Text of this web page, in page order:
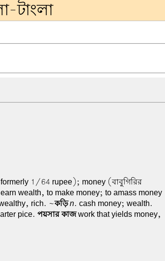
টাংলা
1/64 rupee); money (বাবুগিরির
wealth, to make money; to amass money
rich. ~কড়ি n. cash money; wealth.
pice. পয়সার কাজwork that yields money,